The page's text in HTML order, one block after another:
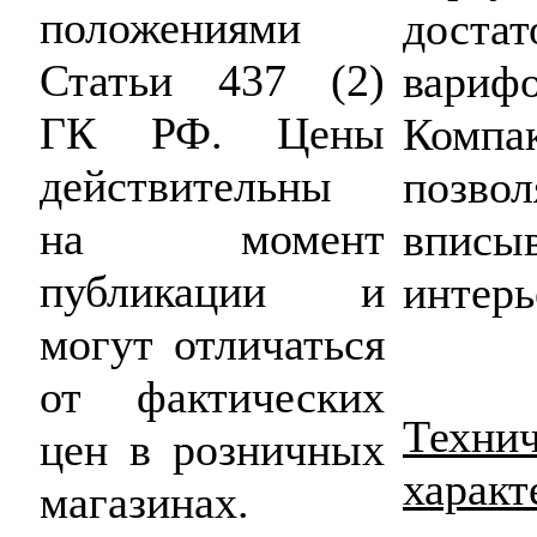
положениями
Статьи 437 (2)
ГК РФ. Цены
действительны
на момент
публикации и
могут отличаться
от фактических
цен в розничных
магазинах.